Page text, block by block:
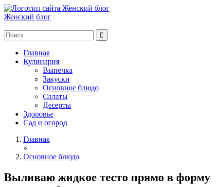
Женский блог
Главная
Кулинария
Выпечка
Закуски
Основное блюдо
Салаты
Десерты
Здоровье
Сад и огород
Главная
»
Основное блюдо
Выливаю жидкое тесто прямо в форму